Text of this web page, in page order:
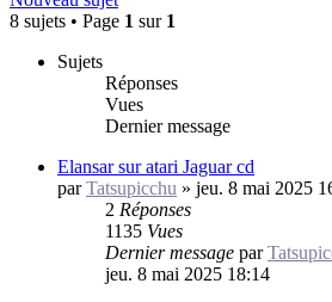
8 sujets • Page 1 sur 1
Sujets
Réponses
Vues
Dernier message
Elansar sur atari Jaguar cd
parTatsupicchu » jeu. 8 mai 2025
2 Réponses
1135 Vues
Dernier message par
jeu. 8 mai 2025 18:14